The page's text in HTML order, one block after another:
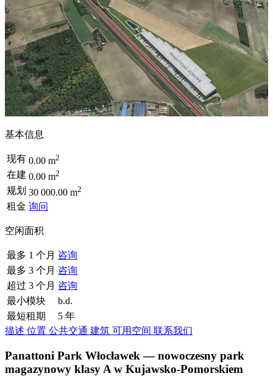
基本信息
现有 0.00 m2
在建 0.00 m2
规划 30 000.00 m2
租金 询问
空闲面积
最多 1 个月 咨询
最多 3 个月 咨询
超过 3 个月 咨询
最小模块
b.d.
最短租期
5 年
描述 位置 公共交通 建筑 可用空间 联系我们
Panattoni Park Włocławek — nowoczesny park
magazynowy klasy A w Kujawsko-Pomorskiem